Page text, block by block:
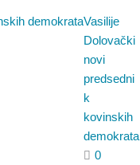
Vasilije
Dolovački
novi
predsedni
k
kovinskih
demokrata
0